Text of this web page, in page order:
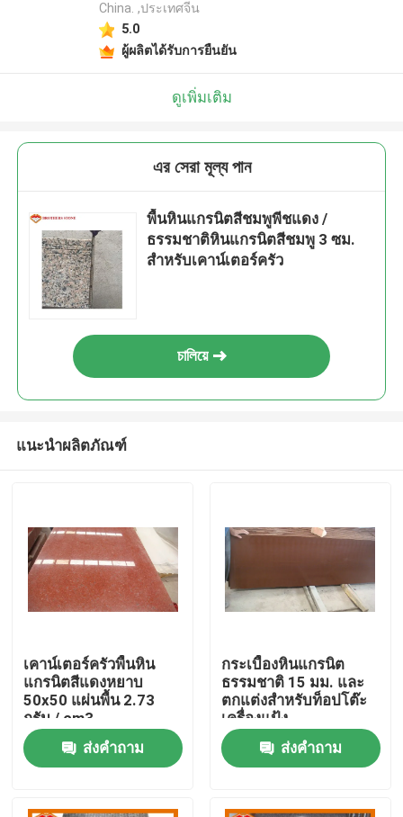
China. ,ประเทศจีน
5.0
ผู้ผลิตได้รับการยืนยัน
ดูเพิ่มเติม
এর সেরা মূল্য পান
พื้นหินแกรนิตสีชมพูพีชแดง /
ธรรมชาติหินแกรนิตสีชมพู 3 ซม.
สำหรับเคาน์เตอร์ครัว
চালিয়ে
แนะนำผลิตภัณฑ์
เคาน์เตอร์ครัวพื้นหิน
แกรนิตสีแดงหยาบ
50x50 แผ่นพื้น 2.73
กรัม / cm3
ส่งคำถาม
กระเบื้องหินแกรนิต
ธรรมชาติ 15 มม. และ
ตกแต่งสำหรับท็อปโต๊ะ
เครื่องแป้ง
ส่งคำถาม